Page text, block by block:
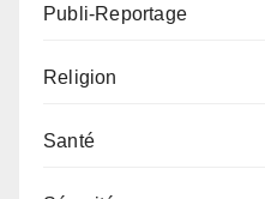
Publi-Reportage
Religion
Santé